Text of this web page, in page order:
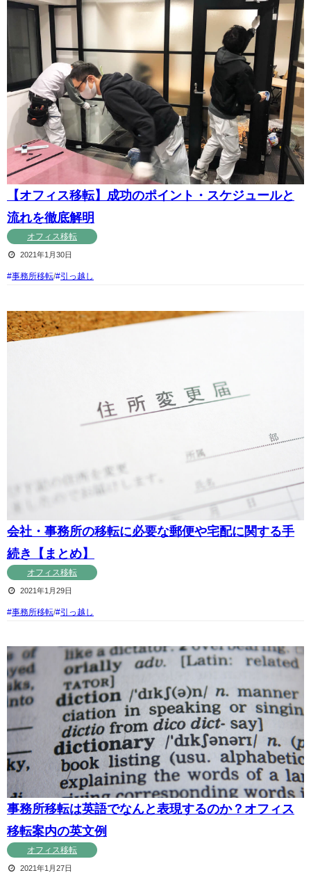
【オフィス移転】成功のポイント・スケジュールと
流れを徹底解明
オフィス移転
2021年1月30日
事務所移転/ 引っ越し
会社・事務所の移転に必要な郵便や宅配に関する手
続き【まとめ】
オフィス移転
2021年1月29日
事務所移転/ 引っ越し
事務所移転は英語でなんと表現するのか？オフィス
移転案内の英文例
オフィス移転
2021年1月27日